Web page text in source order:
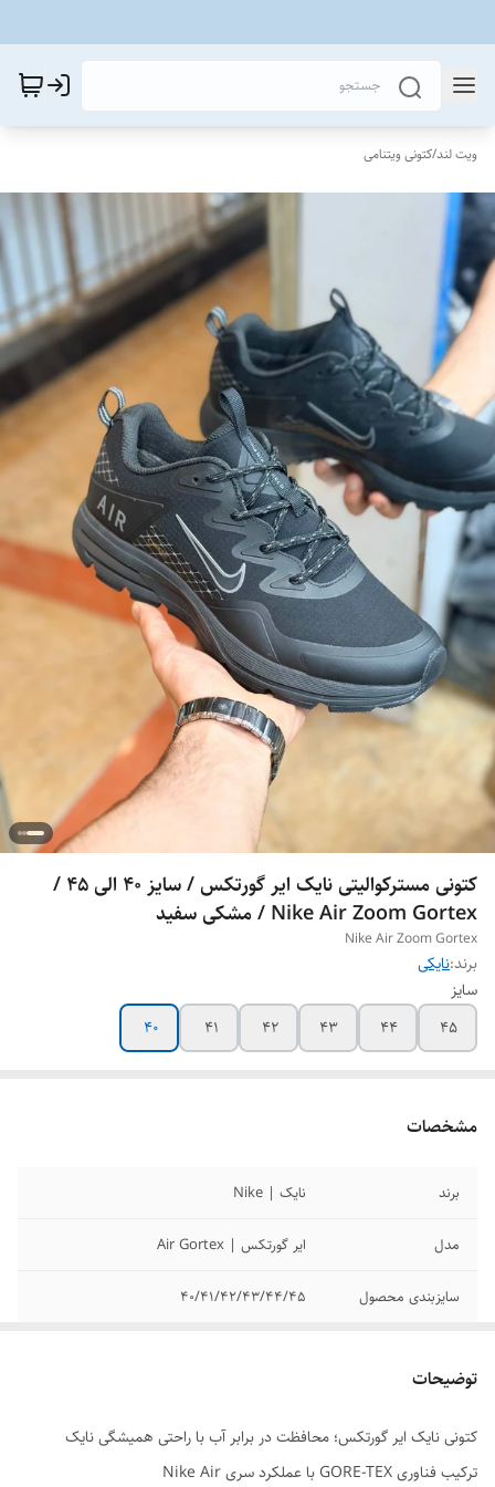
ویت لند/کتونی ویتنامی
کتونی مسترکوالیتی نایک ایر گورتکس / سایز 40 الی 45 /
Nike Air Zoom Gortex / مشکی سفید
Nike Air Zoom Gortex
برند:نایکی
سایز
45
44
43
42
41
40
مشخصات
برند نایک | Nike
مدل ایر گورتکس | Air Gortex
سایزبندی محصول 40/41/42/43/44/45
توضیحات
کتونی نایک ایر گورتکس؛ محافظت در برابر آب با راحتی همیشگی نایک
ترکیب فناوری GORE-TEX با عملکرد سری Nike Air